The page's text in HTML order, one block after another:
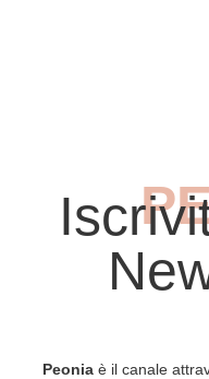
Peonia è il canale